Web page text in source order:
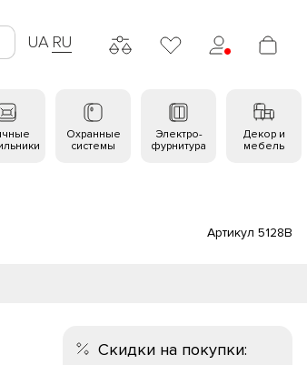
UA RU
Охранные
системы
Электро-
фурнитура
Декор и
мебель
Артикул 5128B
Скидки на покупки: